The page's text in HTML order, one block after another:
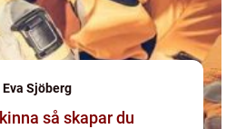
Eva Sjöberg
du